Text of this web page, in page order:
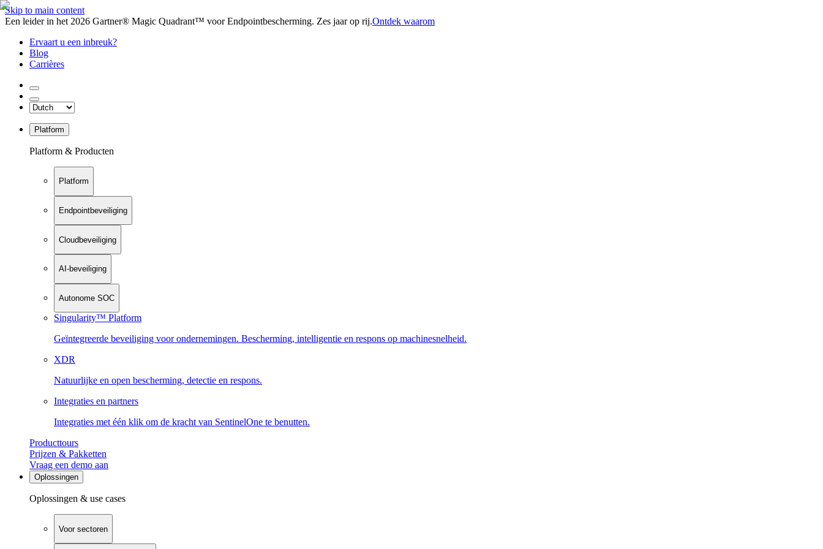
Skip to main content
Een leider in het 2026 Gartner® Magic Quadrant™ voor Endpointbescherming. Zes jaar op rij.Ontdek waarom
Ervaart u een inbreuk?
Blog
Carrières
Platform
Platform & Producten
Platform
Endpointbeveiliging
Cloudbeveiliging
AI-beveiliging
Autonome SOC
Singularity™ Platform
Geïntegreerde beveiliging voor ondernemingen. Bescherming, intelligentie en respons op machinesnelheid.
XDR
Natuurlijke en open bescherming, detectie en respons.
Integraties en partners
Integraties met één klik om de kracht van SentinelOne te benutten.
Producttours
Prijzen & Pakketten
Vraag een demo aan
Oplossingen
Oplossingen & use cases
Voor sectoren